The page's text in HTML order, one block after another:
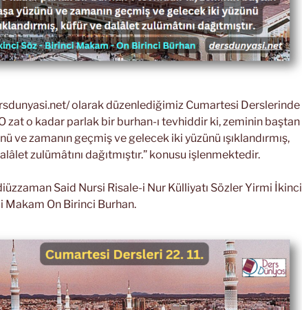
olarak düzenlediğimiz Cumartesi Derslerinde
zat o kadar parlak bir burhan-ı tevhiddir ki, zeminin baştan
ve zamanın geçmiş ve gelecek iki yüzünü ışıklandırmış,
zulümâtını dağıtmıştır.” konusu işlenmektedir.
Said Nursi Risale-i Nur Külliyatı Sözler Yirmi İkinci
Makam On Birinci Burhan.